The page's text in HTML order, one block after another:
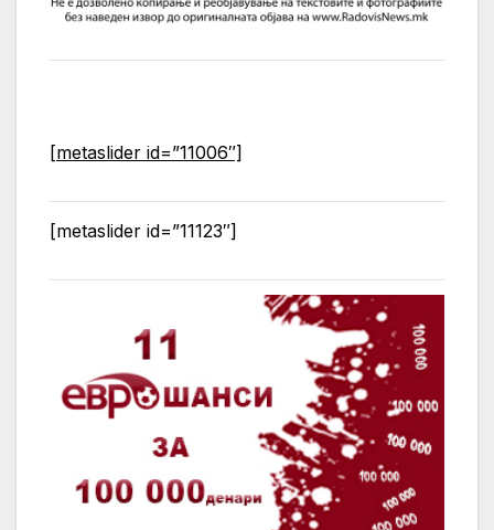
[metaslider id=”11006″]
[metaslider id=”11123″]